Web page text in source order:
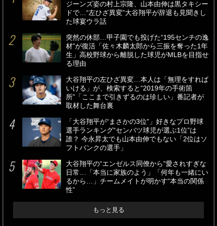
ジーンズ姿の村上宗隆、山本由伸は黒タキシー
ドで…“左ひざ異変”大谷翔平が辞退も見聞きし
た球宴ウラ話
突然の休部…甲子園でも投げた“195センチの逸
材”が復活「佐々木麟太郎から三振を奪った1年
生」高校野球から離脱した球児がMLBを目指せ
る理由
大谷翔平の左ひざ異変…本人は「無理をすれば
いける」が、検索すると“2019年の手術箇
所”「ここまで引きずるのは珍しい」番記者が
取材した舞台裏
「大谷翔平が“まさかの3位”」好きなプロ野球
選手ランキング“センバツ球児が選ぶ1位”は
誰？ 今永昇太でも山本由伸でもない「2位はソ
フトバンクの選手」
大谷翔平の“エンゼルス同僚から”愛されすぎな
日常…「本当に家族のよう」「何年も一緒にい
るから…」チームメイトが明かす“本当の関係
性”
もっと見る